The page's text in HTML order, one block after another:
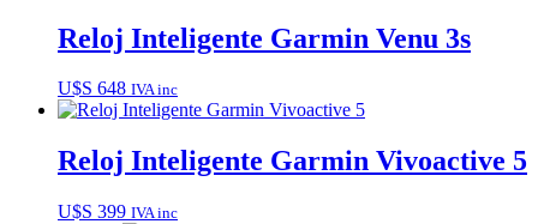
Reloj Inteligente Garmin Venu 3s
U$S 648 IVA inc
Reloj Inteligente Garmin Vivoactive 5
U$S 399 IVA inc